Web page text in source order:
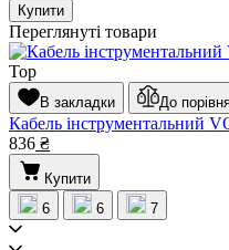
Купити
Переглянуті товари
Top
В закладки До
Кабель інструментальний
836 ₴
Купити
6
6 7